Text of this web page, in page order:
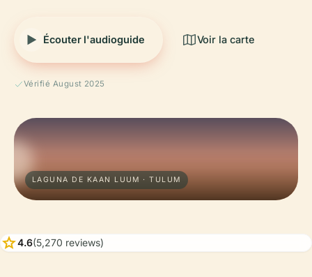
Écouter l'audioguide Voir la carte
Vérifié August 2025
LAGUNA DE KAAN LUUM · TULUM
star4.6(5,270 reviews)